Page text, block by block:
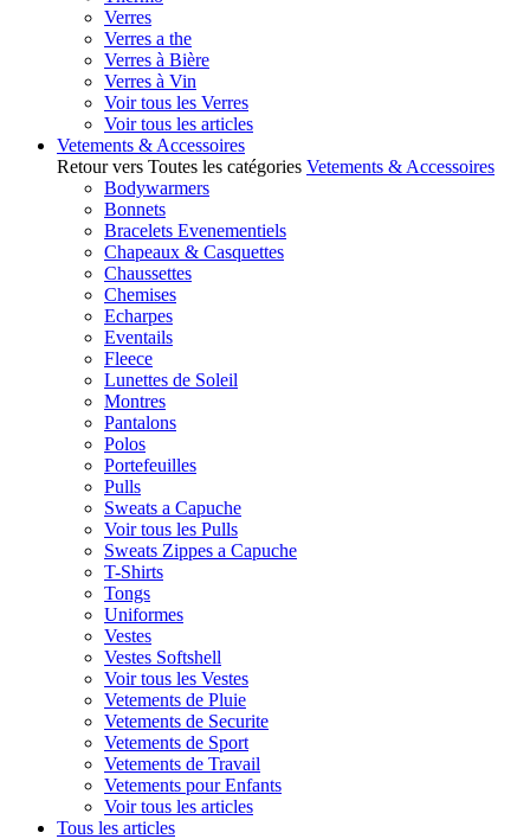
Verres
Verres a the
Verres à Bière
Verres à Vin
Voir tous les Verres
Voir tous les articles
Vetements & Accessoires
Retour vers Toutes les catégories Vetements & Accessoires
Bodywarmers
Bonnets
Bracelets Evenementiels
Chapeaux & Casquettes
Chaussettes
Chemises
Echarpes
Eventails
Fleece
Lunettes de Soleil
Montres
Pantalons
Polos
Portefeuilles
Pulls
Sweats a Capuche
Voir tous les Pulls
Sweats Zippes a Capuche
T-Shirts
Tongs
Uniformes
Vestes
Vestes Softshell
Voir tous les Vestes
Vetements de Pluie
Vetements de Securite
Vetements de Sport
Vetements de Travail
Vetements pour Enfants
Voir tous les articles
Tous les articles